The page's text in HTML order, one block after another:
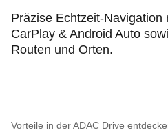
Präzise Echtzeit-Navigation
CarPlay & Android Auto
Routen und Orten.
Vorteile in der ADAC Drive